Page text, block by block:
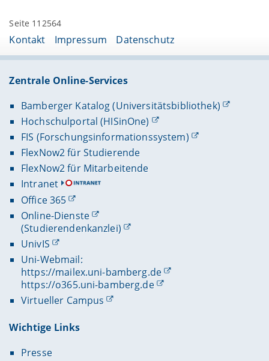
Seite 112564
Kontakt Impressum Datenschutz
Zentrale Online-Services
Bamberger Katalog (Universitätsbibliothek)
Hochschulportal (HISinOne)
FIS (Forschungsinformationssystem)
FlexNow2 für Studierende
FlexNow2 für Mitarbeitende
Intranet
Office 365
Online-Dienste
(Studierendenkanzlei)
UnivIS
Uni-Webmail:
https://mailex.uni-bamberg.de
https://o365.uni-bamberg.de
Virtueller Campus
Wichtige Links
Presse